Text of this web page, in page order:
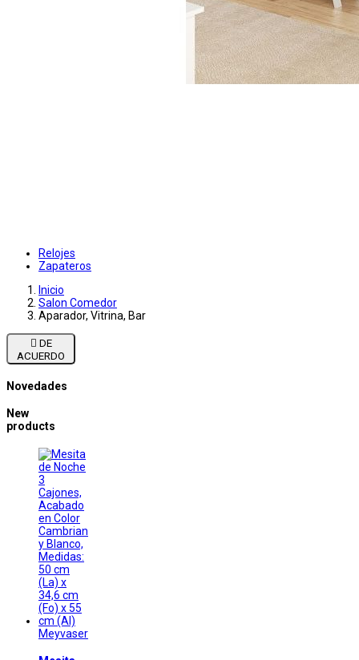
Relojes
Zapateros
Inicio
Salon Comedor
Aparador, Vitrina, Bar

ACUERDO
Novedades
New
products
Meyvaser